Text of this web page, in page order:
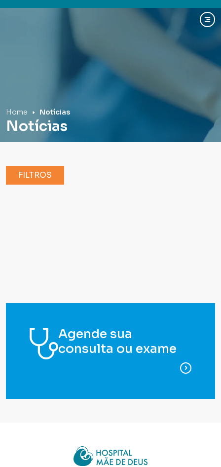
Home Notícias
Notícias
FILTROS
Agende sua
consulta ou exame
para